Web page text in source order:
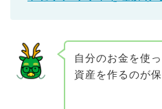
自分のお金を使
資産を作るのが保